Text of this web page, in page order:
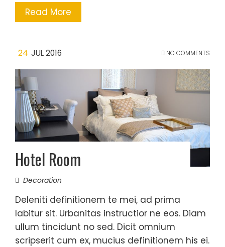
Read More
24 JUL 2016 NO COMMENTS
Hotel Room
Decoration
Deleniti definitionem te mei, ad prima
labitur sit. Urbanitas instructior ne eos. Diam
ullum tincidunt no sed. Dicit omnium
scripserit cum ex, mucius definitionem his ei.